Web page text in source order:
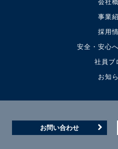
会社
事業
採用
安全・安心
社員ブ
お知
お問い合わせ